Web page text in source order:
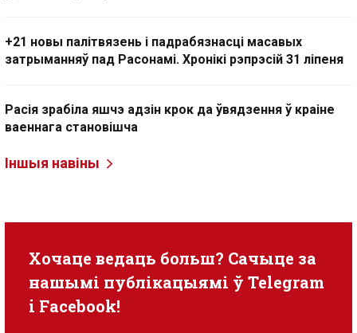
+21 новы палітвязень і падрабязнасці масавых
затрыманняў пад Расонамі. Хронікі рэпрэсій 31 ліпеня
Расія зрабіла яшчэ адзін крок да ўвядзення ў краіне
ваеннага становішча
Іншыя навіны
Хочаце ведаць больш? Сачыце за
нашымі публікацыямі ў Telegram
i Facebook!